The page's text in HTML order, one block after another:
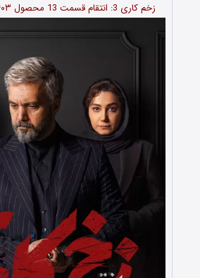
زخم کاری 3: انتقام قسمت
13 محصول ۱۴۰۳ با کیفیت BluRay